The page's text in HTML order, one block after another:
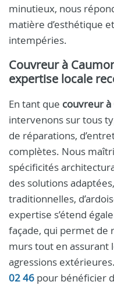
minutieux, nous
matière d’esthétique
intempéries.
Couvreur à
expertise locale
En tant que couvreur
intervenons sur tous
de réparations,
complètes. Nous
spécificités
des solutions
traditionnelles,
expertise s’étend
façade, qui permet de
murs tout en
agressions
02 46 pour bénéficier